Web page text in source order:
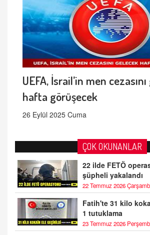
UEFA, İsrail’in men
hafta görüşecek
26 Eylül 2025 Cuma
ÇOK OKUNANLAR
22 ilde FETÖ
şüpheli yakalandı
22 Temmuz 2026
Fatih'te 31 kilo
1 tutuklama
23 Temmuz 2026